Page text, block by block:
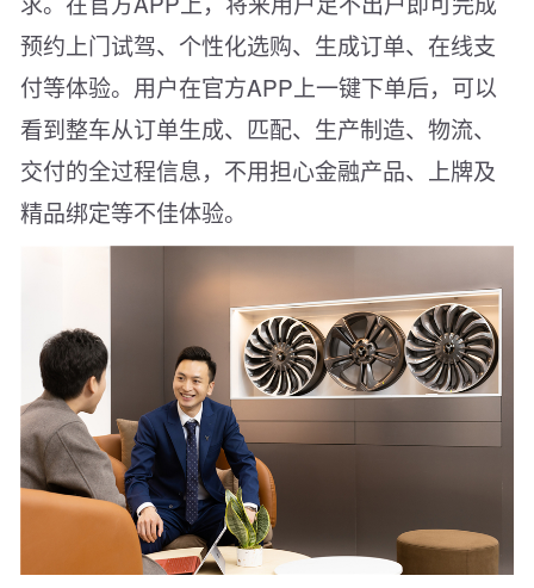
预约上门试驾、个性化选购、生成订单、在线支
付等体验。用户在官方APP上一键下单后，可以
看到整车从订单生成、匹配、生产制造、物流、
交付的全过程信息，不用担心金融产品、上牌及
精品绑定等不佳体验。